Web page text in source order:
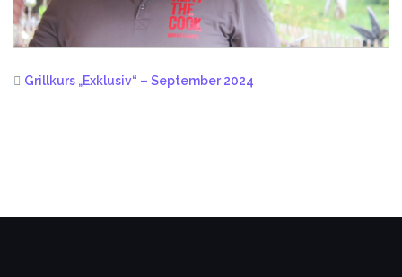
Grillkurs „Exklusiv“ – September 2024